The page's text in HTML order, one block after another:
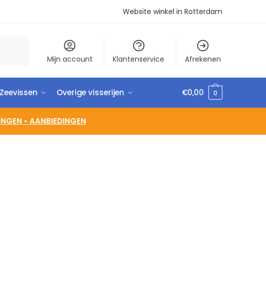
Website winkel in Rotterdam
Mijn account Klantenservice Afrekenen
Zeevissen Overige visserijen €0,00 0
• AANBIEDINGEN